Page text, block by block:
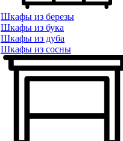
Шкафы из березы
Шкафы из бука
Шкафы из дуба
Шкафы из сосны